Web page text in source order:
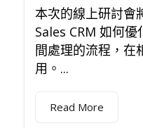
本次的線上研討會
Sales CRM 如何
間處理的流程，在
用。...
Read More